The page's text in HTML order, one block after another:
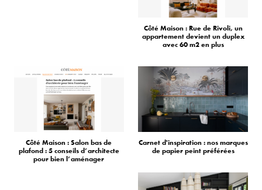
Côté Maison : Rue de Rivoli, un
appartement devient un duplex
avec 60 m2 en plus
Côté Maison : Salon bas de
plafond : 5 conseils d’architecte
pour bien l’aménager
Carnet d'inspiration : nos marques
de papier peint préférées